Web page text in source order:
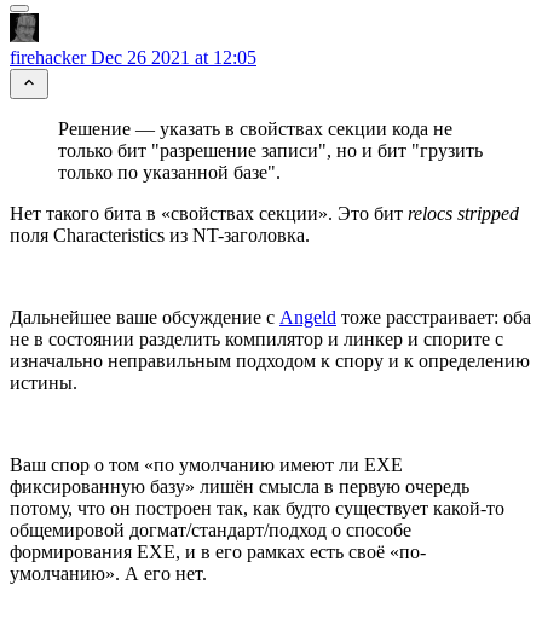
firehackerDec 26 2021 at 12:05
Решение — указать в свойствах секции кода не
только бит "разрешение записи", но и бит "грузить
только по указанной базе".
Нет такого бита в «свойствах секции». Это бит relocs stripped
поля Characteristics из NT-заголовка.
Дальнейшее ваше обсуждение с Angeld тоже расстраивает: оба
не в состоянии разделить компилятор и линкер и спорите с
изначально неправильным подходом к спору и к определению
истины.
Ваш спор о том «по умолчанию имеют ли EXE
фиксированную базу» лишён смысла в первую очередь
потому, что он построен так, как будто существует какой-то
общемировой догмат/стандарт/подход о способе
формирования EXE, и в его рамках есть своё «по-
умолчанию». А его нет.